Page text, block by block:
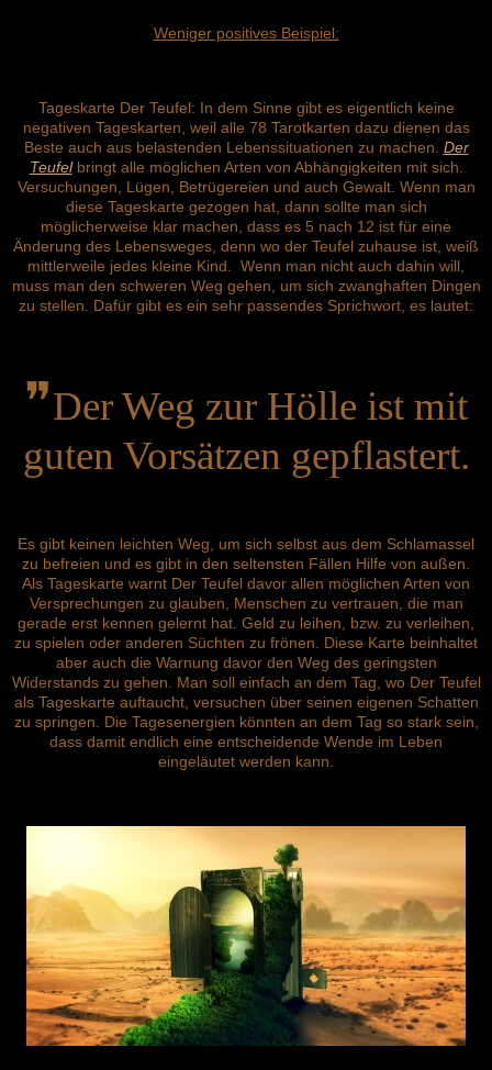
Weniger positives Beispiel:
Tageskarte Der Teufel: In dem Sinne gibt es eigentlich keine
negativen Tageskarten, weil alle 78 Tarotkarten dazu dienen das
Beste auch aus belastenden Lebenssituationen zu machen. Der
Teufelbringt alle möglichen Arten von Abhängigkeiten mit sich.
Versuchungen, Lügen, Betrügereien und auch Gewalt. Wenn man
diese Tageskarte gezogen hat, dann sollte man sich
möglicherweise klar machen, dass es 5 nach 12 ist für eine
Änderung des Lebensweges, denn wo der Teufel zuhause ist, weiß
mittlerweile jedes kleine Kind. Wenn man nicht auch dahin will,
muss man den schweren Weg gehen, um sich zwanghaften Dingen
zu stellen. Dafür gibt es ein sehr passendes Sprichwort, es lautet:
❞Der Weg zur Hölle ist mit
guten Vorsätzen gepflastert.
Es gibt keinen leichten Weg, um sich selbst aus dem Schlamassel
zu befreien und es gibt in den seltensten Fällen Hilfe von außen.
Als Tageskarte warnt Der Teufel davor allen möglichen Arten von
Versprechungen zu glauben, Menschen zu vertrauen, die man
gerade erst kennen gelernt hat. Geld zu leihen, bzw. zu verleihen,
zu spielen oder anderen Süchten zu frönen. Diese Karte beinhaltet
aber auch die Warnung davor den Weg des geringsten
Widerstands zu gehen. Man soll einfach an dem Tag, wo Der Teufel
als Tageskarte auftaucht, versuchen über seinen eigenen Schatten
zu springen. Die Tagesenergien könnten an dem Tag so stark sein,
dass damit endlich eine entscheidende Wende im Leben
eingeläutet werden kann.